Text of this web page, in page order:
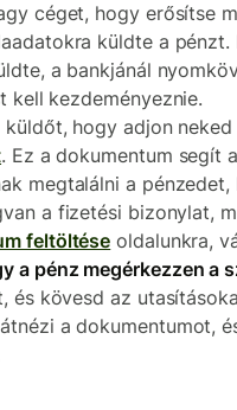
céget, hogy erősítse
küldte a pénzt.
a bankjánál
kell kezdeményeznie.
küldőt, hogy adjon
. Ez a dokumentum segít a
megtalálni a pénzedet,
a fizetési bizonylat,
feltöltése oldalunkra,
a pénz megérkezzen a
és kövesd az
a dokumentumot,